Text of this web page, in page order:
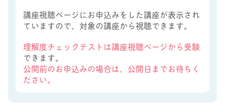
講座視聴ページにお申込みをした講座が表示され
ていますので、対象の講座から視聴できます。
理解度チェックテストは講座視聴ページから受験
できます。
公開前のお申込みの場合は、公開日までお待ちく
ださい。